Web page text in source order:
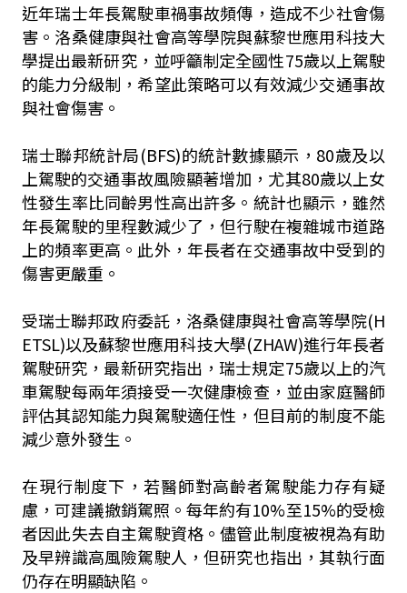
近年瑞士年長駕駛車禍事故頻傳，造成不少社會傷
害。洛桑健康與社會高等學院與蘇黎世應用科技大
學提出最新研究，並呼籲制定全國性75歲以上駕駛
的能力分級制，希望此策略可以有效減少交通事故
與社會傷害。
瑞士聯邦統計局(BFS)的統計數據顯示，80歲及以
上駕駛的交通事故風險顯著增加，尤其80歲以上女
性發生率比同齡男性高出許多。統計也顯示，雖然
年長駕駛的里程數減少了，但行駛在複雜城市道路
上的頻率更高。此外，年長者在交通事故中受到的
傷害更嚴重。
受瑞士聯邦政府委託，洛桑健康與社會高等學院(H
ETSL)以及蘇黎世應用科技大學(ZHAW)進行年長者
駕駛研究，最新研究指出，瑞士規定75歲以上的汽
車駕駛每兩年須接受一次健康檢查，並由家庭醫師
評估其認知能力與駕駛適任性，但目前的制度不能
減少意外發生。
在現行制度下，若醫師對高齡者駕駛能力存有疑
慮，可建議撤銷駕照。每年約有10%至15%的受檢
者因此失去自主駕駛資格。儘管此制度被視為有助
及早辨識高風險駕駛人，但研究也指出，其執行面
仍存在明顯缺陷。